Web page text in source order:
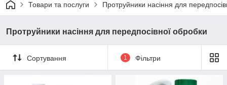
Товари та послуги Протруйники насіння для
Протруйники насіння для передпосівної обробки
Сортування 1 Фільтри